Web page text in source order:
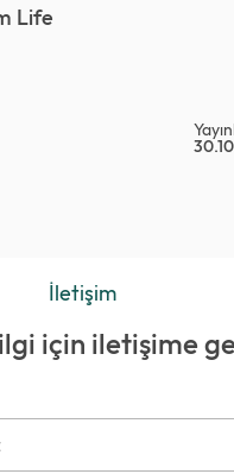
Life
İletişim
için iletişime